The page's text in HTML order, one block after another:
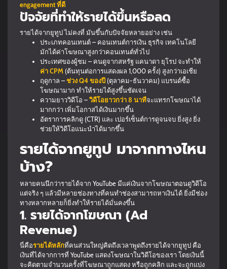
engagement ที่ดี
ปัจจัยที่ทำให้รายได้ขึ้นหรือลด
รายได้จากยูทูป ไม่คงที่ มันขึ้นกับปัจจัยหลายอย่าง เช่น
ประเภทคอนเทนต์ – คอนเทนต์การเงิน ธุรกิจ เทคโนโลยี
มักได้ค่าโฆษณาสูงกว่าคอนเทนต์ทั่วไป
ประเทศของผู้ชม – คนดูจากสหรัฐ แคนาดา ยุโรป จะทำให้
ค่า CPM (ต้นทุนต่อการแสดงผล 1,000 ครั้ง) สูงกว่าเอเชีย
ฤดูกาล – ช่วง Q4 ของปี (ตุลาคม-ธันวาคม) แบรนด์ซื้อ
โฆษณามาก ทำให้รายได้สูงขึ้นชัดเจน
ความยาววิดีโอ –วิดีโอยาวกว่า 8 นาทีจะแทรกโฆษณาได้
มากกว่า เพิ่มโอกาสได้เงินมากขึ้น
อัตราการคลิกดู (CTR) และ เปอร์เซ็นต์การดูจนจบ ยิ่งสูง ยิ่ง
ช่วยให้วิดีโอแนะนำได้มากขึ้น
รายได้จากยูทูป มาจากทางไหน
บ้าง?
หลายคนนึกว่ารายได้จาก YouTube มีแค่เงินจากโฆษณาตอนดูวิดีโอ
แต่จริง ๆ แล้วมีหลายช่องทางที่คนทำช่องสามารถหาเงินได้ ยิ่งมีช่อง
ทางหลากหลายก็ยิ่งทำให้รายได้มั่นคงขึ้น
1. รายได้จากโฆษณา (Ad
Revenue)
นี่คือรายได้หลักที่คนส่วนใหญ่คิดถึงเวลาพูดถึงรายได้จากยูทูป คือ
เงินที่ได้จากการที่ YouTube แสดงโฆษณาในวิดีโอของเรา โดยเงินนี้
จะคิดตามจำนวนครั้งที่โฆษณาถูกแสดง หรือถูกคลิก และจะถูกแบ่ง